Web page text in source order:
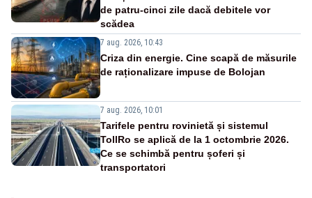
de patru-cinci zile dacă debitele vor
scădea
7 aug. 2026, 10:43
Criza din energie. Cine scapă de măsurile
de raționalizare impuse de Bolojan
7 aug. 2026, 10:01
Tarifele pentru rovinietă și sistemul
TollRo se aplică de la 1 octombrie 2026.
Ce se schimbă pentru șoferi și
transportatori